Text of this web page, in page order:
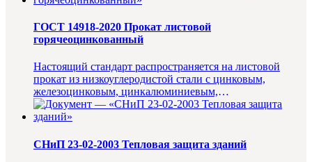
ГОСТ 14918-2020 Прокат листовой
горячеоцинкованный
Настоящий стандарт распространяется на листовой
прокат из низкоуглеродистой стали с цинковым,
железоцинковым, цинкалюминиевым,
цинкалюмомагниевым, алюмоцинковым покр...
СНиП 23-02-2003 Тепловая защита зданий